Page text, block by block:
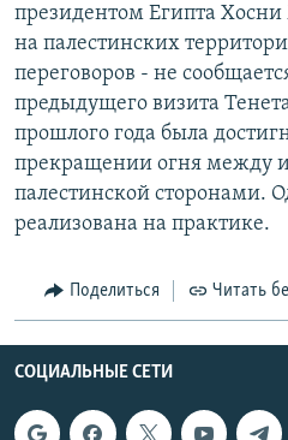
СОЦИАЛЬНЫЕ СЕТИ
Все сайты РСЕ/РС
президентом Египта
на палестинских
переговоров - не
предыдущего визита
прошлого года была
прекращении огня между
палестинской сторонами.
реализована на практике.
Поделиться Читать
СОЦИАЛЬНЫЕ СЕТИ